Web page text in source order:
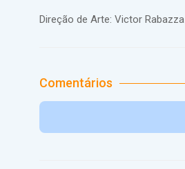
Direção de Arte: Victor Rabazza
Comentários